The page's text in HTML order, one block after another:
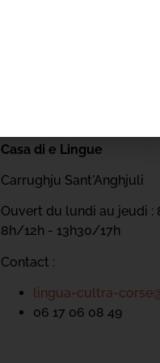
Casa di e Lingue
Carrughju Sant'Anghjuli
Ouvert du lundi au jeudi :
8h/12h - 13h30/17h
Contact :
lingua-cultra-
06 17 06 08 49